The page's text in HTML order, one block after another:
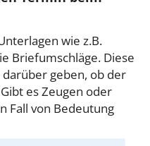
wie z.B.
Briefumschläge. Diese
geben, ob der
es Zeugen oder
Fall von Bedeutung